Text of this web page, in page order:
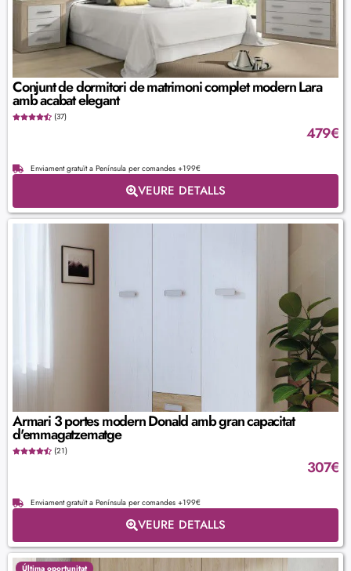
Conjunt de dormitori de matrimoni complet modern Lara
amb acabat elegant
(37)
479€
Enviament gratuït a Península per comandes +199€
VEURE DETALLS
Armari 3 portes modern Donald amb gran capacitat
d'emmagatzematge
(21)
307€
Enviament gratuït a Península per comandes +199€
VEURE DETALLS
Última oportunitat